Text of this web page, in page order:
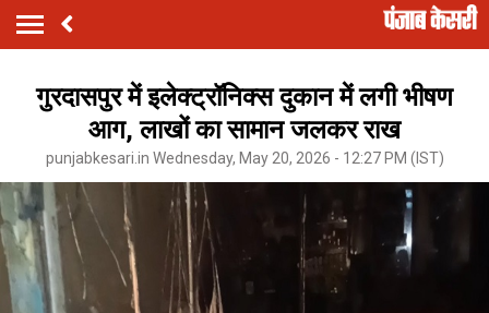
गुरदासपुर में इलेक्ट्रॉनिक्स दुकान में लगी भीषण
आग, लाखों का सामान जलकर राख
punjabkesari.in Wednesday, May 20, 2026 - 12:27 PM (IST)